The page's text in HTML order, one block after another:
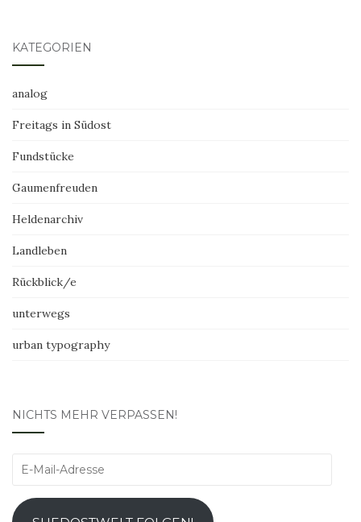
KATEGORIEN
analog
Freitags in Südost
Fundstücke
Gaumenfreuden
Heldenarchiv
Landleben
Rückblick/e
unterwegs
urban typography
NICHTS MEHR VERPASSEN!
E-
Adresse